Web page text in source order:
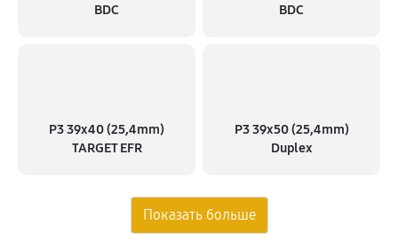
BDC
BDC
P3 39x40 (25,4mm)
TARGET EFR
P3 39x50 (25,4mm)
Duplex